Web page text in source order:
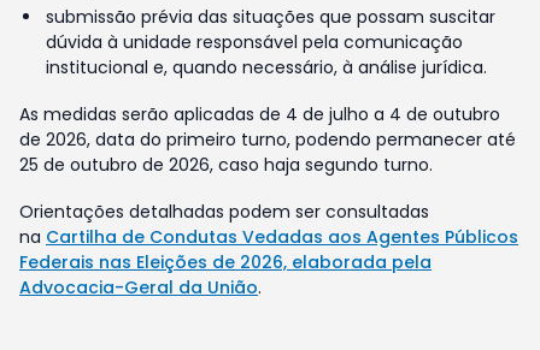
submissão prévia das situações que possam suscitar
dúvida à unidade responsável pela comunicação
institucional e, quando necessário, à análise jurídica.
As medidas serão aplicadas de 4 de julho a 4 de outubro
de 2026, data do primeiro turno, podendo permanecer até
25 de outubro de 2026, caso haja segundo turno.
Orientações detalhadas podem ser consultadas
na Cartilha de Condutas Vedadas aos Agentes Públicos
Federais nas Eleições de 2026, elaborada pela
Advocacia-Geral da União.